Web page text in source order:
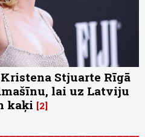
Stjuarte Rīgā
lai uz Latviju
kaķi 2